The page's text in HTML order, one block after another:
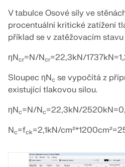
V tabulce Osové síly ve
procentuální kritické zatížení
příklad se v zatěžovacím
ηNcr=N/Ncr=22,3kN/
Sloupec ηNc se vypočítá z
existující tlakovou silou.
ηNc=N/Nc=22,3kN/
Nc=fck=2,1kN/